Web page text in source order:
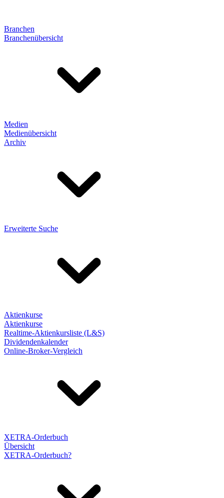
Branchen
Branchenübersicht
Medien
Medienübersicht
Archiv
Erweiterte Suche
Aktienkurse
Aktienkurse
Realtime-Aktienkursliste (L&S)
Dividendenkalender
Online-Broker-Vergleich
XETRA-Orderbuch
Übersicht
XETRA-Orderbuch?